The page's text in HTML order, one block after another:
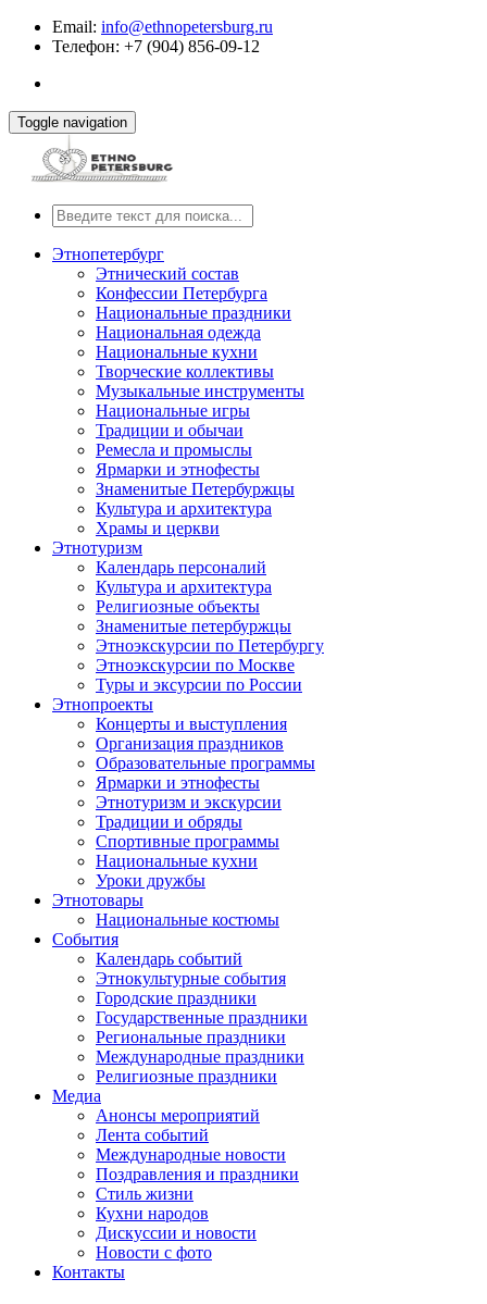
Email: info@ethnopetersburg.ru
Телефон: +7 (904) 856-09-12
Toggle navigation
Этнопетербург
Этнический состав
Конфессии Петербурга
Национальные праздники
Национальная одежда
Национальные кухни
Творческие коллективы
Музыкальные инструменты
Национальные игры
Традиции и обычаи
Ремесла и промыслы
Ярмарки и этнофесты
Знаменитые Петербуржцы
Культура и архитектура
Храмы и церкви
Этнотуризм
Календарь персоналий
Культура и архитектура
Религиозные объекты
Знаменитые петербуржцы
Этноэкскурсии по Петербургу
Этноэкскурсии по Москве
Туры и эксурсии по России
Этнопроекты
Концерты и выступления
Организация праздников
Образовательные программы
Ярмарки и этнофесты
Этнотуризм и экскурсии
Традиции и обряды
Спортивные программы
Национальные кухни
Уроки дружбы
Этнотовары
Национальные костюмы
События
Календарь событий
Этнокультурные события
Городские праздники
Государственные праздники
Региональные праздники
Международные праздники
Религиозные праздники
Медиа
Анонсы мероприятий
Лента событий
Международные новости
Поздравления и праздники
Cтиль жизни
Кухни народов
Дискуссии и новости
Новости с фото
Контакты